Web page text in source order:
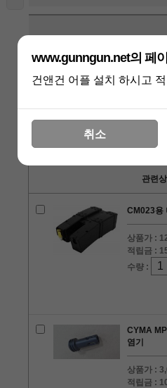
구매
상품리
관련
CM023용
상품가 :
적립금 :
수량 :
CYMA
염기
상품가 :
적립금 :
www.gunngun.net의 페
건앤건 어플 설치 하시고
취소